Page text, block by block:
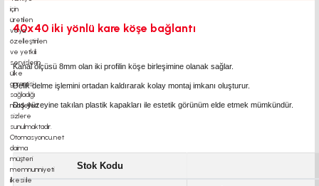
40x40 iki yönlü kare köşe bağlantı
Kanal ölçüsü 8mm olan iki profilin köşe birleşimine olanak sağlar.
Delik delme işlemini ortadan kaldırarak kolay montaj imkanı oluşturur.
Dış yüzeyine takılan plastik kapakları ile estetik görünüm elde etmek mümkündür.
Stok Kodu